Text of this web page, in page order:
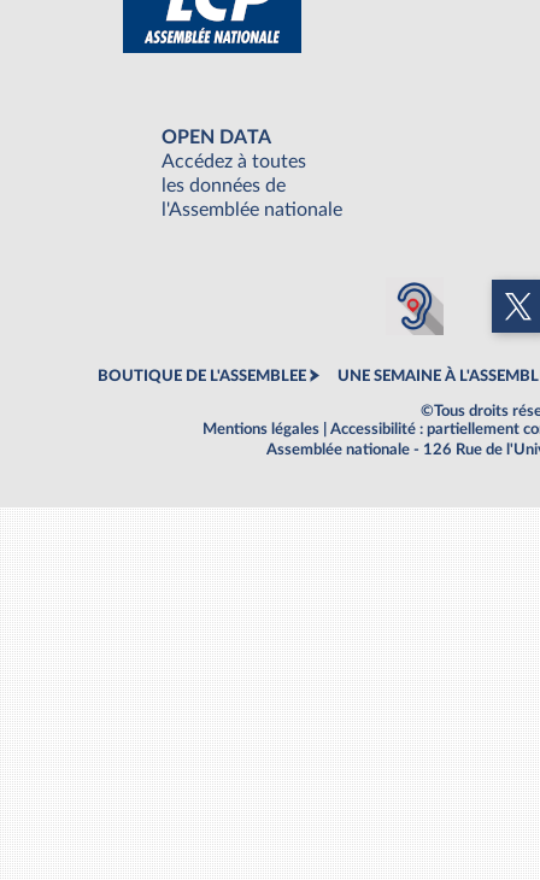
OPEN DATA
Accédez à toutes
les données de
l'Assemblée nationale
BOUTIQUE DE L'ASSEMBLEE UNE SEMAINE À
©Tous droits
Mentions légales
Accessibilité : partiellement
Assemblée nationale - 126 Rue de